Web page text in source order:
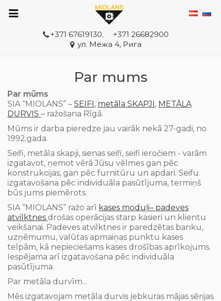
+371 67619130,
+371 26682900
ул. Межа 4, Рига
Par mums
Par mūms
SIA “MIOLANS” – SEIFI, metāla SKAPJI, METĀLA
DURVIS – ražošana Rīgā.
Mūms ir darba pieredze jau vairāk nekā 27-gadi, no
1992.gada.
Seifi, metāla skapji, sienas seifi, seifi ieročiem - varām
izgatavot, ņemot vērā Jūsu vēlmes gan pēc
konstrukcijas, gan pēc furnitūru un apdari. Seifu
izgatavošana pēc individuāla pasūtījuma, termiņš
būs jums piemērots.
SIA “MIOLANS” ražo arī kases moduļi– padeves
atvilktnes drošas operācijas starp kasieri un klientu
veikšanai. Padeves atvilktnes ir paredzētas banku,
uzņēmumu, valūtas apmaiņas punktu kases
telpām, kā nepieciešams kases drošības aprīkojums.
Iespējama arī izgatavošana pēc individuāla
pasūtījuma.
Par metāla durvīm...
Mēs izgatavojam metāla durvis jebkuras mājas sērijas